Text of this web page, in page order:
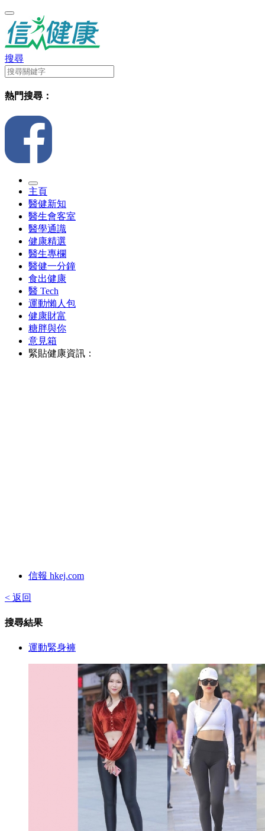
搜尋
熱門搜尋：
主頁
醫健新知
醫生會客室
醫學通識
健康精選
醫生專欄
醫健一分鐘
食出健康
醫 Tech
運動懶人包
健康財富
糖胖與你
意見箱
緊貼健康資訊：
信報 hkej.com
< 返回
搜尋結果
運動緊身褲